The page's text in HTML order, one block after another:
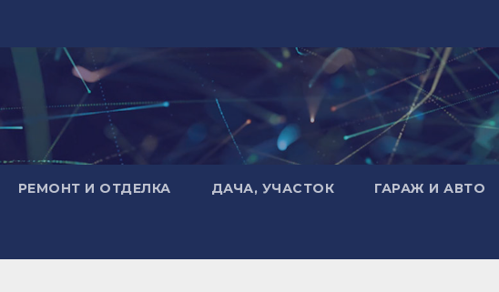
РЕМОНТ И ОТДЕЛКА ДАЧА, УЧАСТОК ГАРАЖ И АВТО